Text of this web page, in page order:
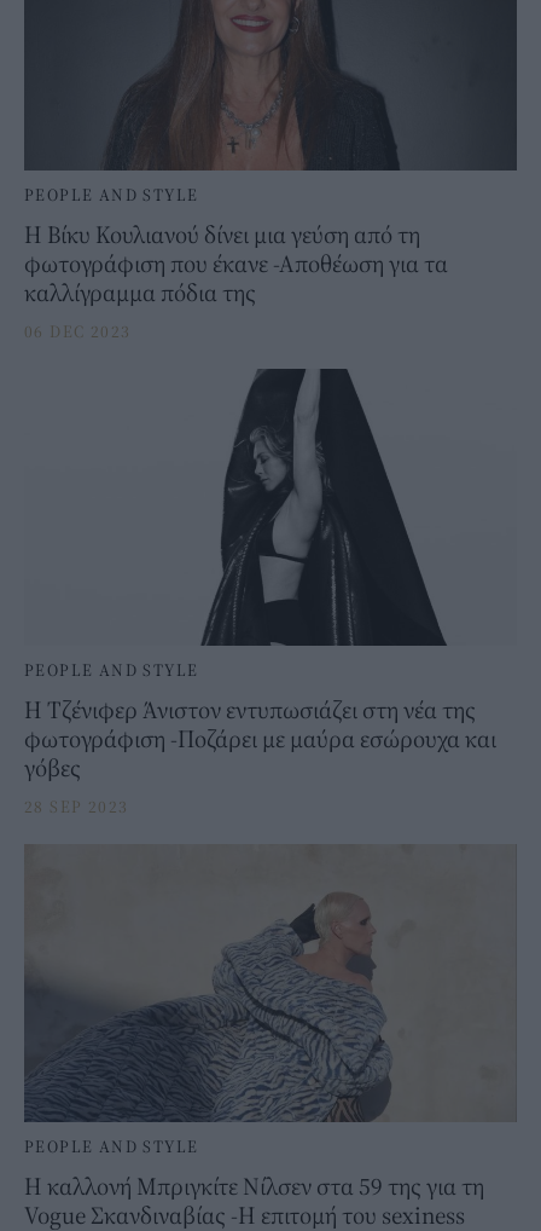
PEOPLE AND STYLE
H Bίκυ Κουλιανού δίνει μια γεύση από τη
φωτογράφιση που έκανε -Αποθέωση για τα
καλλίγραμμα πόδια της
06 DEC 2023
PEOPLE AND STYLE
H Tζένιφερ Άνιστον εντυπωσιάζει στη νέα της
φωτογράφιση -Ποζάρει με μαύρα εσώρουχα και
γόβες
28 SEP 2023
PEOPLE AND STYLE
Η καλλονή Μπριγκίτε Νίλσεν στα 59 της για τη
Vogue Σκανδιναβίας -Η επιτομή του sexiness